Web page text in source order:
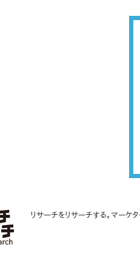
リサーチをリサーチする。マーケ